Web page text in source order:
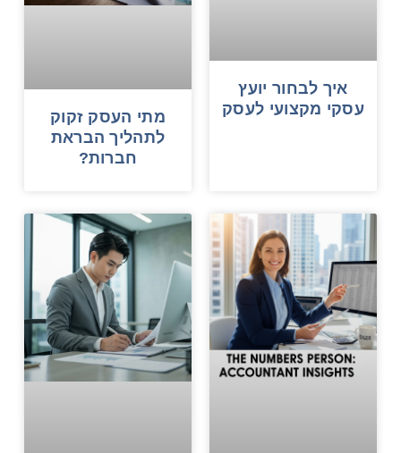
איך לבחור יועץ
עסקי מקצועי לעסק
מתי העסק זקוק
לתהליך הבראת
חברות?